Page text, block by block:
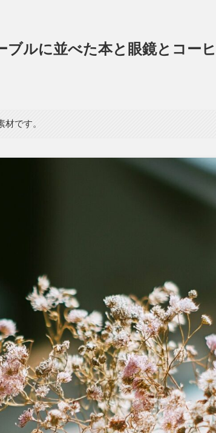
ブルに並べた本と眼鏡とコーヒ
です。